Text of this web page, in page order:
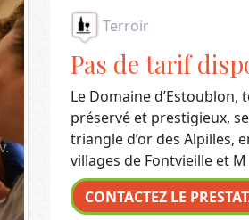
Terroir
Pas de tarif
Le Domaine d’Estoublon,
préservé et prestigieux,
triangle d’or des Alpilles,
villages de Fontvieille et M
CONTACTEZ LE